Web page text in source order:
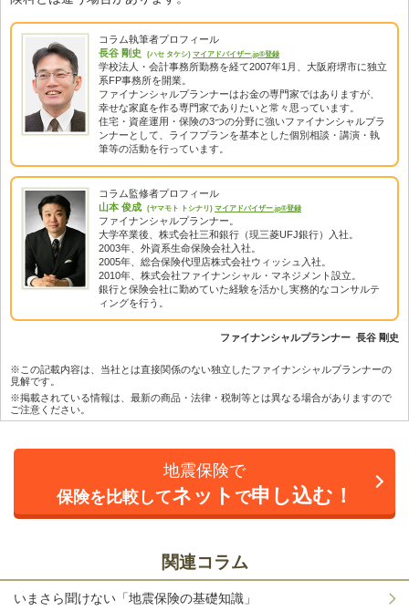
コラム執筆者プロフィール
長谷 剛史
(ハセ タケシ) マイアドバイザー.jp®登録
学校法人・会計事務所勤務を経て2007年1月、大阪府堺市に独立
系FP事務所を開業。
ファイナンシャルプランナーはお金の専門家ではありますが、
幸せな家庭を作る専門家でありたいと常々思っています。
住宅・資産運用・保険の3つの分野に強いファイナンシャルプラ
ンナーとして、ライフプランを基本とした個別相談・講演・執
筆等の活動を行っています。
コラム監修者プロフィール
山本 俊成
(ヤマモト トシナリ) マイアドバイザー.jp®登録
ファイナンシャルプランナー。
大学卒業後、株式会社三和銀行（現三菱UFJ銀行）入社。
2003年、外資系生命保険会社入社。
2005年、総合保険代理店株式会社ウィッシュ入社。
2010年、株式会社ファイナンシャル・マネジメント設立。
銀行と保険会社に勤めていた経験を活かし実務的なコンサルテ
ィングを行う。
ファイナンシャルプランナー 長谷 剛史
※この記載内容は、当社とは直接関係のない独立したファイナンシャルプランナーの
見解です。
※掲載されている情報は、最新の商品・法律・税制等とは異なる場合がありますので
ご注意ください。
地震保険で
保険を比較してネット で申し込む！
関連コラム
いまさら聞けない「地震保険の基礎知識」